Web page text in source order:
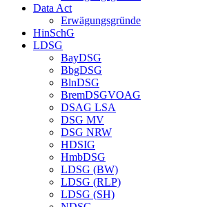
Data Act
Erwägungsgründe
HinSchG
LDSG
BayDSG
BbgDSG
BlnDSG
BremDSGVOAG
DSAG LSA
DSG MV
DSG NRW
HDSIG
HmbDSG
LDSG (BW)
LDSG (RLP)
LDSG (SH)